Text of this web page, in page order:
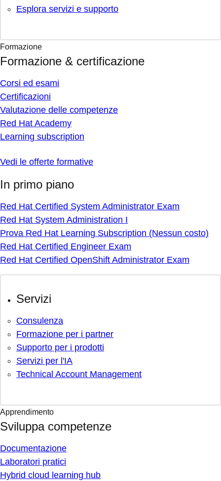
Esplora servizi e supporto
Formazione
Formazione & certificazione
Corsi ed esami
Certificazioni
Valutazione delle competenze
Red Hat Academy
Learning subscription
Vedi le offerte formative
In primo piano
Red Hat Certified System Administrator Exam
Red Hat System Administration I
Prova Red Hat Learning Subscription (Nessun costo)
Red Hat Certified Engineer Exam
Red Hat Certified OpenShift Administrator Exam
Servizi
Consulenza
Formazione per i partner
Supporto per i prodotti
Servizi per l'IA
Technical Account Management
Apprendimento
Sviluppa competenze
Documentazione
Laboratori pratici
Hybrid cloud learning hub